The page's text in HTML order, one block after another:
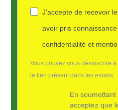
J'accepte de recevoir
avoir pris
confidentialité et
Vous pouvez vous désinscrire
le lien présent dans les emails.
En
acceptez que